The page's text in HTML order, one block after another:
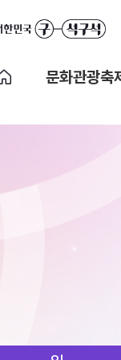
문화관광축